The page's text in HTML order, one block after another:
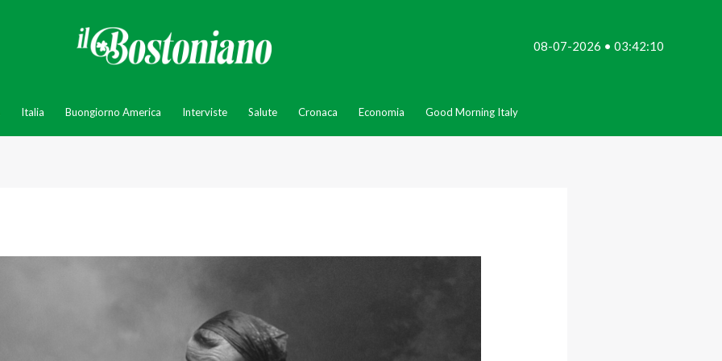
08-07-2026 • 03:42:10
Italia Buongiorno America Interviste Salute Cronaca Economia Good Morning Italy